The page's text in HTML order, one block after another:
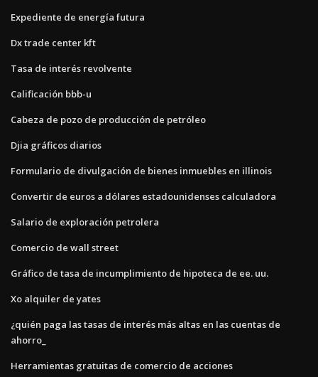
Expediente de energía futura
Dx trade center kft
Tasa de interés revolvente
Calificación bbb-u
Cabeza de pozo de producción de petróleo
Djia gráficos diarios
Formulario de divulgación de bienes inmuebles en illinois
Convertir de euros a dólares estadounidenses calculadora
Salario de exploración petrolera
Comercio de wall street
Gráfico de tasa de incumplimiento de hipoteca de ee. uu.
Xo alquiler de yates
¿quién paga las tasas de interés más altas en las cuentas de
ahorro_
Herramientas gratuitas de comercio de acciones